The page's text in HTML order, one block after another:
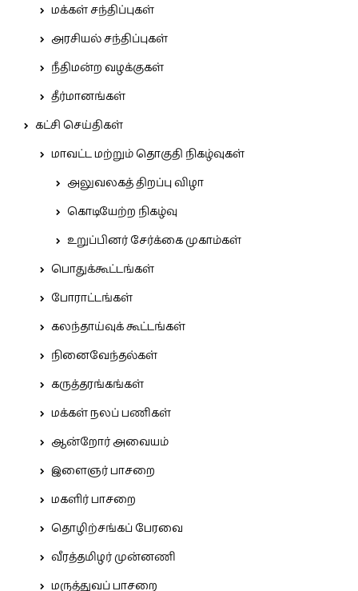
மக்கள் சந்திப்புகள்
அரசியல் சந்திப்புகள்
நீதிமன்ற வழக்குகள்
தீர்மானங்கள்
கட்சி செய்திகள்
மாவட்ட மற்றும் தொகுதி நிகழ்வுகள்
அலுவலகத் திறப்பு விழா
கொடியேற்ற நிகழ்வு
உறுப்பினர் சேர்க்கை முகாம்கள்
பொதுக்கூட்டங்கள்
போராட்டங்கள்
கலந்தாய்வுக் கூட்டங்கள்
நினைவேந்தல்கள்
கருத்தரங்கங்கள்
மக்கள் நலப் பணிகள்
ஆன்றோர் அவையம்
இளைஞர் பாசறை
மகளிர் பாசறை
தொழிற்சங்கப் பேரவை
வீரத்தமிழர் முன்னணி
மருத்துவப் பாசறை